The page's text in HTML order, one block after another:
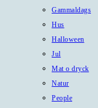
Gammaldags
Hus
Halloween
Jul
Mat o dryck
Natur
People